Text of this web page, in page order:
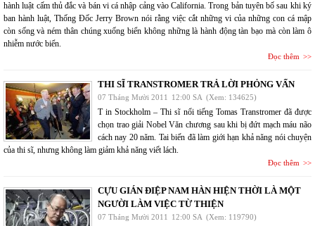
hành luật cấm thủ đắc và bán vi cá nhập cảng vào California. Trong bản tuyên bố sau khi ký
ban hành luật, Thống Đốc Jerry Brown nói rằng việc cắt những vi của những con cá mập
còn sống và ném thân chúng xuống biển không những là hành động tàn bạo mà còn làm ô
nhiễm nước biển.
Đọc thêm
THI SĨ TRANSTROMER TRẢ LỜI PHỎNG VẤN
07 Tháng Mười 2011 12:00 SA (Xem: 134625)
T in Stockholm – Thi sĩ nổi tiếng Tomas Transtromer đã được
chọn trao giải Nobel Văn chương sau khi bị đứt mạch máu não
cách nay 20 năm. Tai biến đã làm giới hạn khả năng nói chuyện
của thi sĩ, nhưng không làm giảm khả năng viết lách.
Đọc thêm
CỰU GIÁN ĐIỆP NAM HÀN HIỆN THỜI LÀ MỘT
NGƯỜI LÀM VIỆC TỪ THIỆN
07 Tháng Mười 2011 12:00 SA (Xem: 119790)